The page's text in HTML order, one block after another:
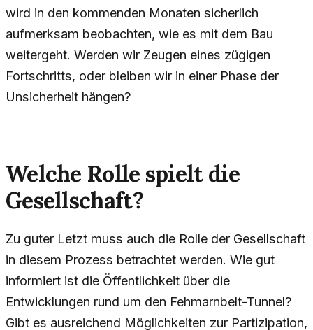
wird in den kommenden Monaten sicherlich
aufmerksam beobachten, wie es mit dem Bau
weitergeht. Werden wir Zeugen eines zügigen
Fortschritts, oder bleiben wir in einer Phase der
Unsicherheit hängen?
Welche Rolle spielt die
Gesellschaft?
Zu guter Letzt muss auch die Rolle der Gesellschaft
in diesem Prozess betrachtet werden. Wie gut
informiert ist die Öffentlichkeit über die
Entwicklungen rund um den Fehmarnbelt-Tunnel?
Gibt es ausreichend Möglichkeiten zur Partizipation,